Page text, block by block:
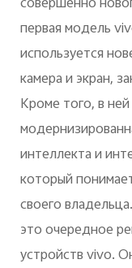
первая модель
используется
камера и экран,
Кроме того, в
интеллекта и
который
своего
это очередное
устройств vivo.